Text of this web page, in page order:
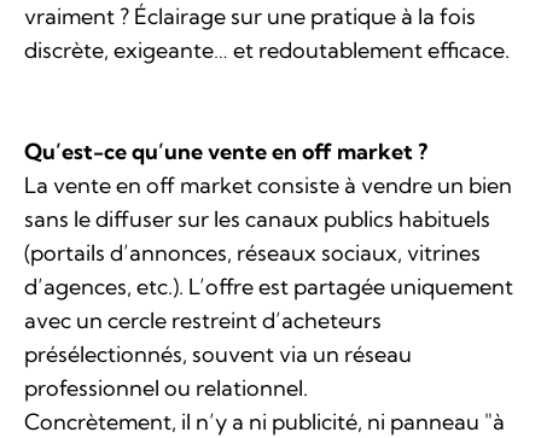
vraiment ? Éclairage sur une pratique à la fois
discrète, exigeante… et redoutablement efficace.
Qu’est-ce qu’une vente en off market ?
La vente en off market consiste à vendre un bien
sans le diffuser sur les canaux publics habituels
(portails d’annonces, réseaux sociaux, vitrines
d’agences, etc.). L’offre est partagée uniquement
avec un cercle restreint d’acheteurs
présélectionnés, souvent via un réseau
professionnel ou relationnel.
Concrètement, il n’y a ni publicité, ni panneau "à